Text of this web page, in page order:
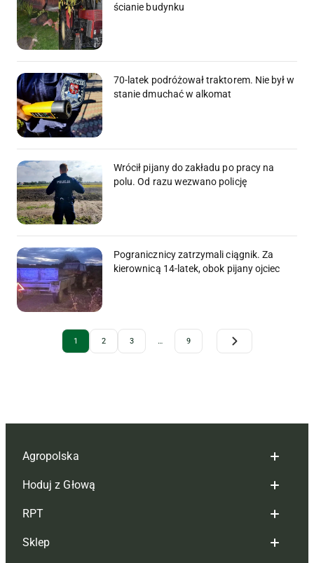
ścianie budynku
70-latek podróżował traktorem. Nie był w
stanie dmuchać w alkomat
Wrócił pijany do zakładu po pracy na
polu. Od razu wezwano policję
Pogranicznicy zatrzymali ciągnik. Za
kierownicą 14-latek, obok pijany ojciec
Archive Pagination
1 2 3 … 9
Agropolska
Redakcja
Reklama
Tagi
Hoduj z Głową
Hoduj z głową bydło
Hoduj z głową świnie
RPT
Redakcja
Sklep